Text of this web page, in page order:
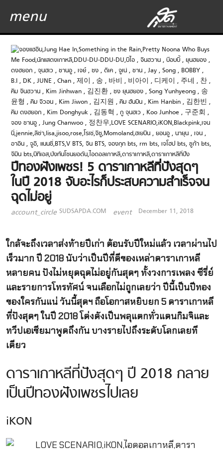
menu
ปีทองฝังเพชร! 5 ดาราเกาหลีที่ปังสุดๆ
ในปี 2018 จับอะไรก็ประสบความสำเร็จจน
ฉุดไม่อยู่
account_circle SUDSAPDA.COM event December 11, 2018
ใกล้จะถึงเวลาส่งท้ายปีเก่า ต้อนรับปีใหม่แล้ว เวลาผ่านไป
เร็วมาก ปี 2018 นับว่าเป็นปีที่ดีของเหล่าดาราเกาหลี
หลายคน ปังไม่หยุดฉุดไม่อยู่กันสุดๆ ทั้งวงการเพลง ซีรี่ย์
และรายการโทรทัศน์ จนเลือกไม่ถูกเลยว่า ปีนี้เป็นปีทอง
ของใครกันแน่ วันนี้สุดฯ ถือโอกาสหยิบยก 5 ดาราเกาหลี
ที่ปังสุดๆ ในปี 2018 โด่งดังเป็นพลุแตกทั่วแดนกิมจิและ
ทวีปเอเชียมาพูดถึงกัน บางรายไปถึงระดับโลกเลยที
เดียว
ดาราเกาหลีที่ปังสุดๆ ปี 2018 กลาย
เป็นปีทองฝังเพชรไปเลย
iKON